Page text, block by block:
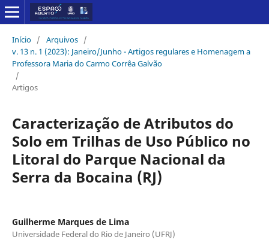
Início / Arquivos /
v. 13 n. 1 (2023): Janeiro/Junho - Artigos regulares e Homenagem a
Professora Maria do Carmo Corrêa Galvão
/
Artigos
Caracterização de Atributos do
Solo em Trilhas de Uso Público no
Litoral do Parque Nacional da
Serra da Bocaina (RJ)
Guilherme Marques de Lima
Universidade Federal do Rio de Janeiro (UFRJ)